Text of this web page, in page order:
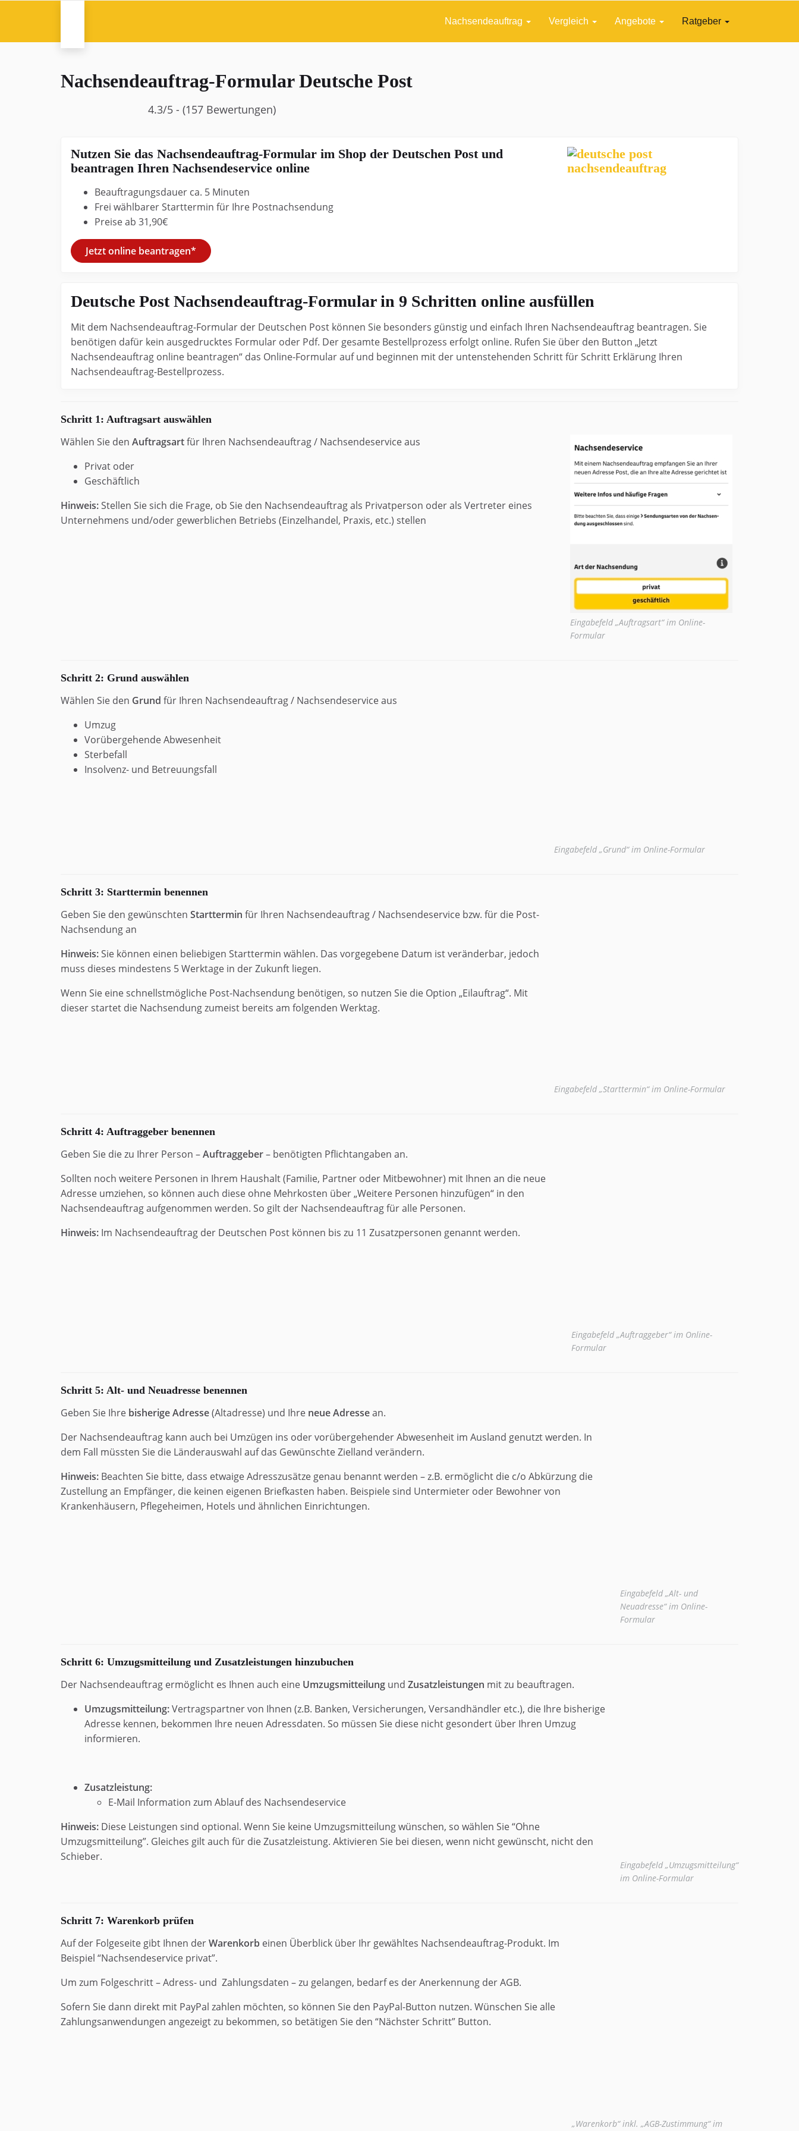
Nachsendeauftrag Vergleich Angebote Ratgeber
Nachsendeauftrag-Formular Deutsche Post
4.3/5 - (157 Bewertungen)
Nutzen Sie das Nachsendeauftrag-Formular im Shop der Deutschen Post und
beantragen Ihren Nachsendeservice online
Beauftragungsdauer ca. 5 Minuten
Frei wählbarer Starttermin für Ihre Postnachsendung
Preise ab 31,90€
Jetzt online beantragen*
Deutsche Post Nachsendeauftrag-Formular in 9 Schritten online ausfüllen
Mit dem Nachsendeauftrag-Formular der Deutschen Post können Sie besonders günstig und einfach Ihren Nachsendeauftrag beantragen. Sie
benötigen dafür kein ausgedrucktes Formular oder Pdf. Der gesamte Bestellprozess erfolgt online. Rufen Sie über den Button „Jetzt
Nachsendeauftrag online beantragen“ das Online-Formular auf und beginnen mit der untenstehenden Schritt für Schritt Erklärung Ihren
Nachsendeauftrag-Bestellprozess.
Schritt 1: Auftragsart auswählen
Eingabefeld „Auftragsart“ im Online-
Formular
Wählen Sie den Auftragsartfür Ihren Nachsendeauftrag / Nachsendeservice aus
Privat oder
Geschäftlich
Hinweis:Stellen Sie sich die Frage, ob Sie den Nachsendeauftrag als Privatperson oder als Vertreter eines
Unternehmens und/oder gewerblichen Betriebs (Einzelhandel, Praxis, etc.) stellen
Schritt 2: Grund auswählen
Eingabefeld „Grund“ im Online-Formular
Wählen Sie den Grund für Ihren Nachsendeauftrag / Nachsendeservice aus
Umzug
Vorübergehende Abwesenheit
Sterbefall
Insolvenz- und Betreuungsfall
Schritt 3: Starttermin benennen
Eingabefeld „Starttermin“ im Online-Formular
Geben Sie den gewünschten Starttermin für Ihren Nachsendeauftrag / Nachsendeservice bzw. für die Post-
Nachsendung an
Hinweis:Sie können einen beliebigen Starttermin wählen. Das vorgegebene Datum ist veränderbar, jedoch
muss dieses mindestens 5 Werktage in der Zukunft liegen.
Wenn Sie eine schnellstmögliche Post-Nachsendung benötigen, so nutzen Sie die Option „Eilauftrag“. Mit
dieser startet die Nachsendung zumeist bereits am folgenden Werktag.
Schritt 4: Auftraggeber benennen
Eingabefeld „Auftraggeber“ im Online-
Formular
Geben Sie die zu Ihrer Person –Auftraggeber– benötigten Pflichtangaben an.
Sollten noch weitere Personen in Ihrem Haushalt (Familie, Partner oder Mitbewohner) mit Ihnen an die neue
Adresse umziehen, so können auch diese ohne Mehrkosten über „Weitere Personen hinzufügen“ in den
Nachsendeauftrag aufgenommen werden. So gilt der Nachsendeauftrag für alle Personen.
Hinweis: Im Nachsendeauftrag der Deutschen Post können bis zu 11 Zusatzpersonen genannt werden.
Schritt 5: Alt- und Neuadresse benennen
Eingabefeld „Alt- und
Neuadresse“ im Online-
Formular
Geben Sie Ihre bisherige Adresse(Altadresse) und Ihre neue Adressean.
Der Nachsendeauftrag kann auch bei Umzügen ins oder vorübergehender Abwesenheit im Ausland genutzt werden. In
dem Fall müssten Sie die Länderauswahl auf das Gewünschte Zielland verändern.
Hinweis: Beachten Sie bitte, dass etwaige Adresszusätze genau benannt werden – z.B. ermöglicht die c/o Abkürzung die
Zustellung an Empfänger, die keinen eigenen Briefkasten haben. Beispiele sind Untermieter oder Bewohner von
Krankenhäusern, Pflegeheimen, Hotels und ähnlichen Einrichtungen.
Schritt 6: Umzugsmitteilung und Zusatzleistungen hinzubuchen
Eingabefeld „Umzugsmitteilung“
im Online-Formular
Der Nachsendeauftrag ermöglicht es Ihnen auch eine Umzugsmitteilung und Zusatzleistungen mit zu beauftragen.
Umzugsmitteilung:Vertragspartner von Ihnen (z.B. Banken, Versicherungen, Versandhändler etc.), die Ihre bisherige
Adresse kennen, bekommen Ihre neuen Adressdaten. So müssen Sie diese nicht gesondert über Ihren Umzug
informieren.
Zusatzleistung:
E-Mail Information zum Ablauf des Nachsendeservice
Hinweis: Diese Leistungen sind optional. Wenn Sie keine Umzugsmitteilung wünschen, so wählen Sie “Ohne
Umzugsmitteilung”. Gleiches gilt auch für die Zusatzleistung. Aktivieren Sie bei diesen, wenn nicht gewünscht, nicht den
Schieber.
Schritt 7: Warenkorb prüfen
„Warenkorb“ inkl. „AGB-Zustimmung“ im
Auf der Folgeseite gibt Ihnen derWarenkorb einen Überblick über Ihr gewähltes Nachsendeauftrag-Produkt. Im
Beispiel “Nachsendeservice privat”.
Um zum Folgeschritt – Adress- und Zahlungsdaten – zu gelangen, bedarf es der Anerkennung der AGB.
Sofern Sie dann direkt mit PayPal zahlen möchten, so können Sie den PayPal-Button nutzen. Wünschen Sie alle
Zahlungsanwendungen angezeigt zu bekommen, so betätigen Sie den “Nächster Schritt” Button.